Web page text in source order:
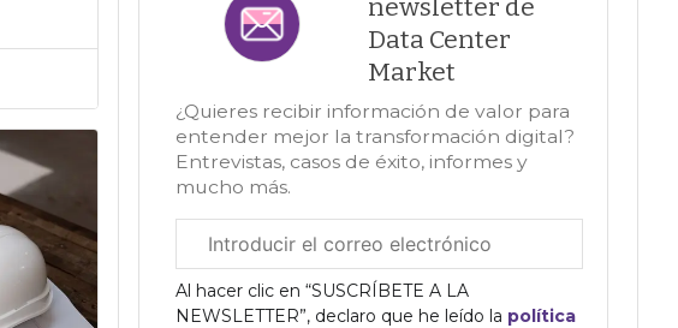
newsletter de
Data Center
Market
¿Quieres recibir información de valor para
entender mejor la transformación digital?
Entrevistas, casos de éxito, informes y
mucho más.
electrónico
corporativo
Al hacer clic en “SUSCRÍBETE A LA
NEWSLETTER”, declaro que he leído la política